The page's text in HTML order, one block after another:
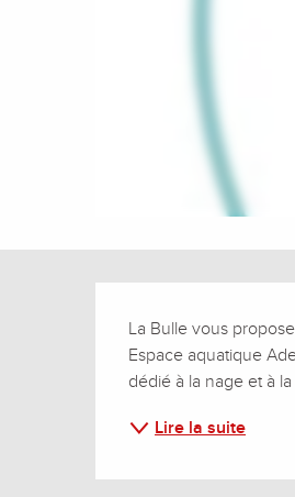
La Bulle vous
Espace aquatique
dédié à la nage et à
Lire la suite